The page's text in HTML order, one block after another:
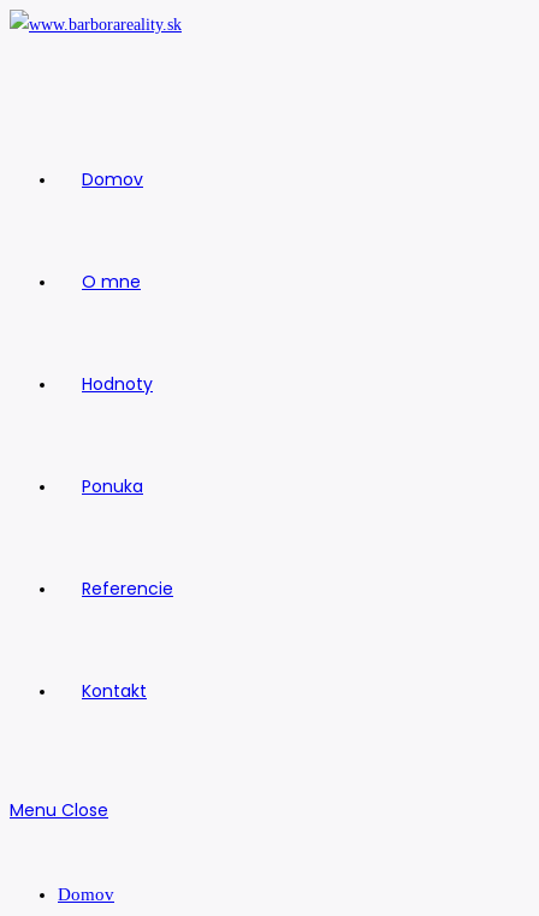
Skip
Domov
O mne
Hodnoty
Ponuka
Referencie
Kontakt
Menu Close
Domov